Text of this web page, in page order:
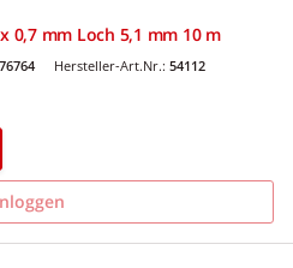
0,7 mm Loch 5,1 mm 10 m
Hersteller-Art.Nr.: 54112